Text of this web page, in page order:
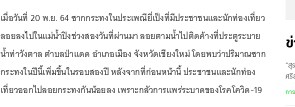
เมื่อวันที่ 20 พ.ย. 64 ซากกระทงในประเพณียี่เป็งที่มีประชาชนและนักท่องเที่ยว
ลอยลงไปในแม่น้ำปิงช่วงสองวันที่ผ่านมา ลอยตามน้ำไปติดค้างที่ประตูระบาย
น้ำท่าวังตาล ตำบลป่าแดด อำเภอเมือง จังหวัดเชียงใหม่ โดยพบว่าปริมาณซาก
กระทงในปีนี้เพิ่มขึ้นในรอบสองปี หลังจากที่ก่อนหน้านี้ ประชาชนและนักท่อง
เที่ยวออกไปลอยกระทงกันน้อยลง เพราะกลัวการแพร่ระบาดของโรคโควิด-19
“สุ
ศรี
ส
กา